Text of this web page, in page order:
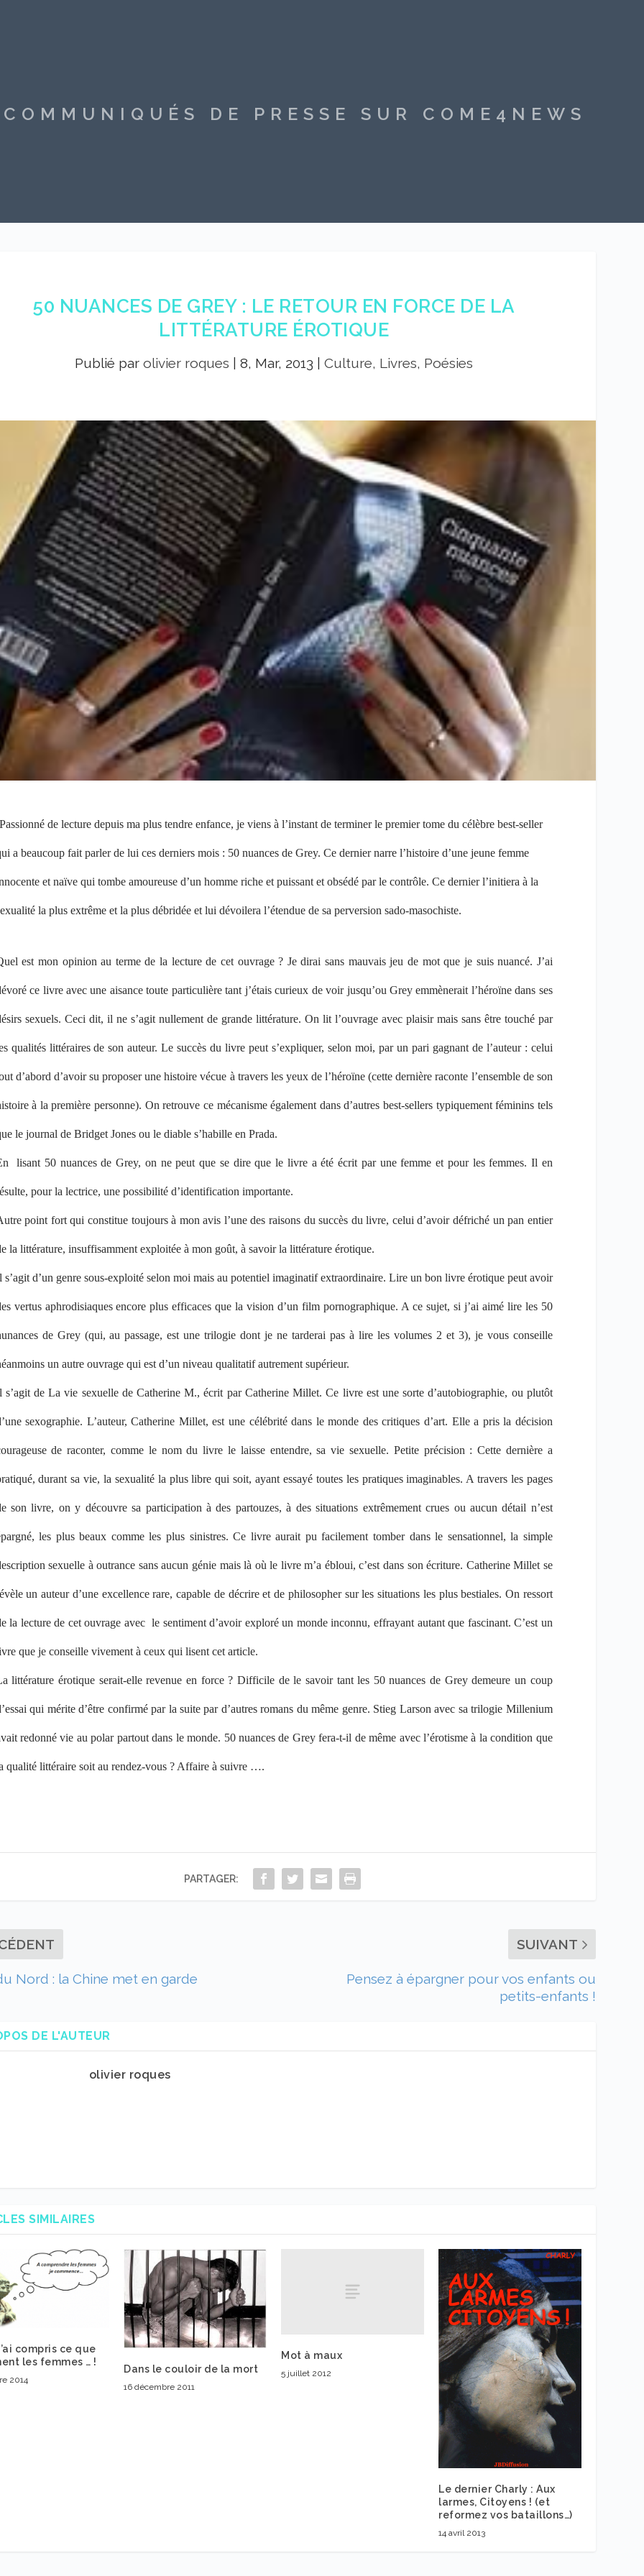
DE PRESSE SUR COME4NEWS
50 NUANCES DE GREY : LE RETOUR EN FORCE DE LA
LITTÉRATURE ÉROTIQUE
Publié parolivier roques |8, Mar, 2013 |Culture, Livres, Poésies
Passionné de lecture depuis ma plus tendre enfance, je viens à l’instant de terminer le premier tome du célèbre best-seller
a beaucoup fait parler de lui ces derniers mois : 50 nuances de Grey. Ce dernier narre l’histoire d’une jeune femme
et naïve qui tombe amoureuse d’un homme riche et puissant et obsédé par le contrôle. Ce dernier l’initiera à la
la plus extrême et la plus débridée et lui dévoilera l’étendue de sa perversion sado-masochiste.
est mon opinion au terme de la lecture de cet ouvrage ? Je dirai sans mauvais jeu de mot que je suis nuancé. J’ai
ce livre avec une aisance toute particulière tant j’étais curieux de voir jusqu’ou Grey emmènerait l’héroïne dans ses
sexuels. Ceci dit, il ne s’agit nullement de grande littérature. On lit l’ouvrage avec plaisir mais sans être touché par
qualités littéraires de son auteur. Le succès du livre peut s’expliquer, selon moi, par un pari gagnant de l’auteur : celui
d’abord d’avoir su proposer une histoire vécue à travers les yeux de l’héroïne (cette dernière raconte l’ensemble de son
à la première personne). On retrouve ce mécanisme également dans d’autres best-sellers typiquement féminins tels
le journal de Bridget Jones ou le diable s’habille en Prada.
lisant 50 nuances de Grey, on ne peut que se dire que le livre a été écrit par une femme et pour les femmes. Il en
pour la lectrice, une possibilité d’identification importante.
point fort qui constitue toujours à mon avis l’une des raisons du succès du livre, celui d’avoir défriché un pan entier
la littérature, insuffisamment exploitée à mon goût, à savoir la littérature érotique.
s’agit d’un genre sous-exploité selon moi mais au potentiel imaginatif extraordinaire. Lire un bon livre érotique peut avoir
vertus aphrodisiaques encore plus efficaces que la vision d’un film pornographique. A ce sujet, si j’ai aimé lire les 50
de Grey (qui, au passage, est une trilogie dont je ne tarderai pas à lire les volumes 2 et 3), je vous conseille
un autre ouvrage qui est d’un niveau qualitatif autrement supérieur.
s’agit de La vie sexuelle de Catherine M., écrit par Catherine Millet. Ce livre est une sorte d’autobiographie, ou plutôt
sexographie. L’auteur, Catherine Millet, est une célébrité dans le monde des critiques d’art. Elle a pris la décision
de raconter, comme le nom du livre le laisse entendre, sa vie sexuelle. Petite précision : Cette dernière a
durant sa vie, la sexualité la plus libre qui soit, ayant essayé toutes les pratiques imaginables. A travers les pages
son livre, on y découvre sa participation à des partouzes, à des situations extrêmement crues ou aucun détail n’est
les plus beaux comme les plus sinistres. Ce livre aurait pu facilement tomber dans le sensationnel, la simple
sexuelle à outrance sans aucun génie mais là où le livre m’a ébloui, c’est dans son écriture. Catherine Millet se
un auteur d’une excellence rare, capable de décrire et de philosopher sur les situations les plus bestiales. On ressort
la lecture de cet ouvrage avec le sentiment d’avoir exploré un monde inconnu, effrayant autant que fascinant. C’est un
que je conseille vivement à ceux qui lisent cet article.
littérature érotique serait-elle revenue en force ? Difficile de le savoir tant les 50 nuances de Grey demeure un coup
qui mérite d’être confirmé par la suite par d’autres romans du même genre. Stieg Larson avec sa trilogie Millenium
redonné vie au polar partout dans le monde. 50 nuances de Grey fera-t-il de même avec l’érotisme à la condition que
qualité littéraire soit au rendez-vous ? Affaire à suivre ….
PARTAGER:
Nord : la Chine met en garde
SUIVANT
Pensez à épargner pour vos enfants ou
petits-enfants !
DE L'AUTEUR
olivier roques
SIMILAIRES
compris ce que
les femmes … !
2014
Dans le couloir de la mort
16 décembre 2011
Mot à maux
5 juillet 2012
Le dernier Charly : Aux
larmes, Citoyens ! (et
reformez vos bataillons…)
14 avril 2013